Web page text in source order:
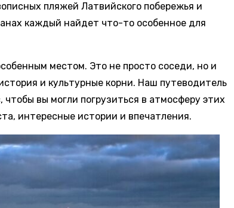
пляжей Латвийского побережья и
каждый найдет что-то особенное для
местом. Это не просто соседи, но и
и культурные корни. Наш путеводитель
вы могли погрузиться в атмосферу этих
интересные истории и впечатления.